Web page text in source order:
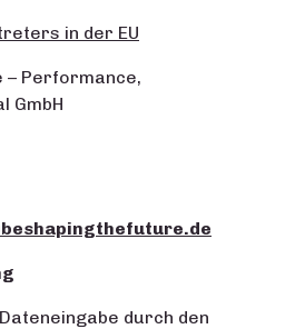
in der EU
– Performance,
GmbH
durch den